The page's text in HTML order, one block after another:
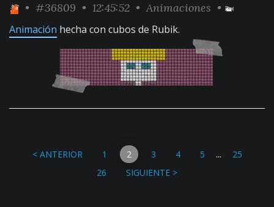
• #36809 • 12:45:52 • Animaciones •
Animación hecha con cubos de Rubik.
< ANTERIOR 1 2 3 4 5 ...
25
26
SIGUIENTE >